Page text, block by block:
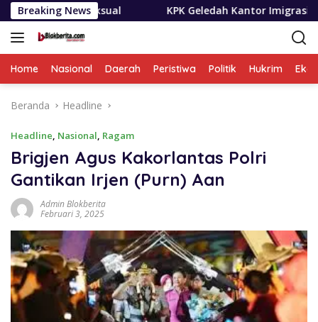
Langsung
ke
konten
Breaking NewsKPK Geledah Kantor Imigrasi Temukan Dugaan
Home Nasional Daerah Peristiwa Politik Hukrim
Beranda Headline
Headline, Nasional, Ragam
Brigjen Agus Kakorlantas Polri
Gantikan Irjen (Purn) Aan
Admin Blokberita
Februari 3, 2025